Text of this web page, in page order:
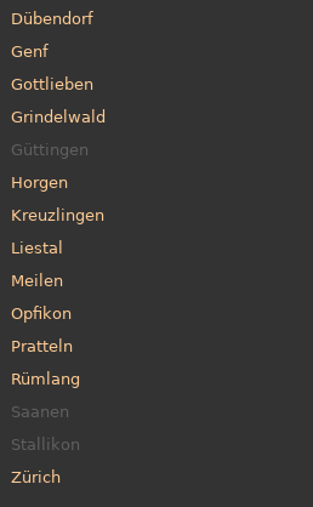
Dübendorf
Genf
Gottlieben
Grindelwald
Güttingen
Horgen
Kreuzlingen
Liestal
Meilen
Opfikon
Pratteln
Rümlang
Saanen
Stallikon
Zürich